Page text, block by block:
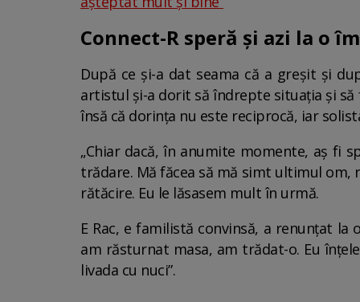
Connect-R speră și azi la o
După ce și-a dat seama că a greșit și
artistul și-a dorit să îndrepte situația și
însă că dorința nu este reciprocă, iar
„Chiar dacă, în anumite momente, aș fi
trădare. Mă făcea să mă simt ultimul om,
rătăcire. Eu le lăsasem mult în urmă.
E Rac, e familistă convinsă, a renunțat
am răsturnat masa, am trădat-o. Eu
livada cu nuci”.